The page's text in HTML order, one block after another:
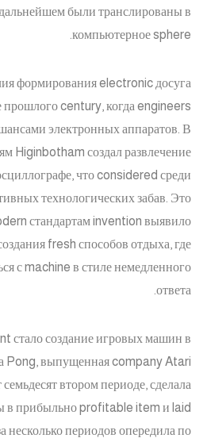
были транслированы в
компьютерное sphere.
формирования electronic досуга
прошлого century, когда engineers
электронных аппаратов. В
Higinbotham создал развлечение
что considered среди
технологических забав. Это
стандартам invention выявило
fresh способов отдыха, где
с machine в стиле немедленного
ответа.
стало создание игровых машин в
Pong, выпущенная company Atari
семьдесят втором периоде, сделала
в прибыльно profitable item и laid
несколько периодов опередила по